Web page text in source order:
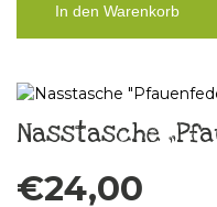
In den Warenkorb
Nasstasche
€24,00